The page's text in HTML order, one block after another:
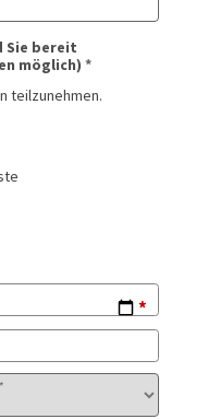
Sie bereit
möglich) *
teilzunehmen.
*